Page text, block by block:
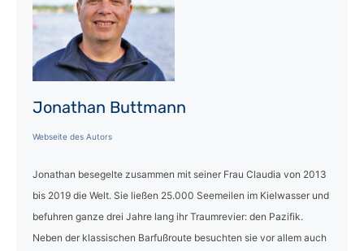
Jonathan Buttmann
Webseite des Autors
Jonathan besegelte zusammen mit seiner Frau Claudia von 2013
bis 2019 die Welt. Sie ließen 25.000 Seemeilen im Kielwasser und
befuhren ganze drei Jahre lang ihr Traumrevier: den Pazifik.
Neben der klassischen Barfußroute besuchten sie vor allem auch